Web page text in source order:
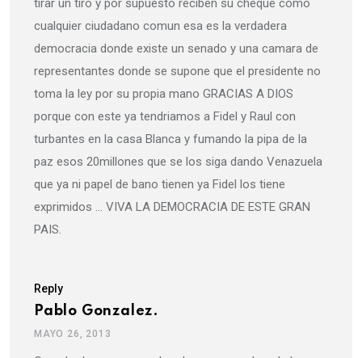
tirar un tiro y por supuesto reciben su cheque como
cualquier ciudadano comun esa es la verdadera
democracia donde existe un senado y una camara de
representantes donde se supone que el presidente no
toma la ley por su propia mano GRACIAS A DIOS
porque con este ya tendriamos a Fidel y Raul con
turbantes en la casa Blanca y fumando la pipa de la
paz esos 20millones que se los siga dando Venazuela
que ya ni papel de bano tienen ya Fidel los tiene
exprimidos … VIVA LA DEMOCRACIA DE ESTE GRAN
PAIS.
Reply
Pablo Gonzalez.
MAYO 26, 2013